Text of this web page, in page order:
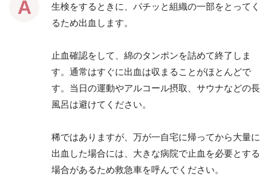
生検をするときに、パチッと組織の一部をとってく
るため出血します。
止血確認をして、綿のタンポンを詰めて終了しま
す。通常はすぐに出血は収まることがほとんどで
す。当日の運動やアルコール摂取、サウナなどの長
風呂は避けてください。
稀ではありますが、万が一自宅に帰ってから大量に
出血した場合には、大きな病院で止血を必要とする
場合があるため救急車を呼んでください。